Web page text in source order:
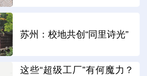
苏州：校地共创“同里诗光”
这些“超级工厂”有何魔力？